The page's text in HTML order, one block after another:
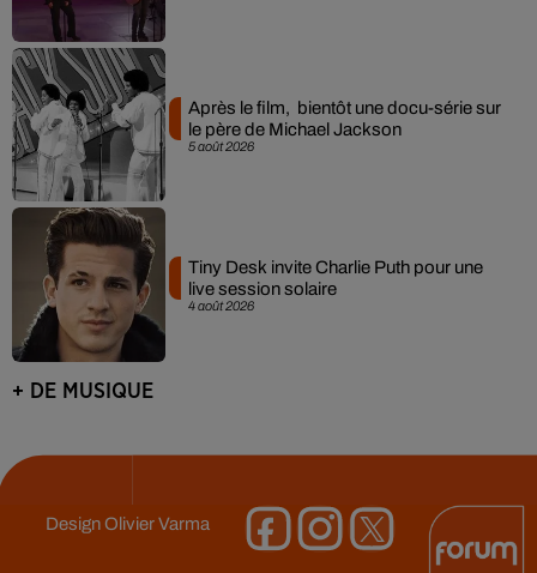
5 août 2026
Après le film, bientôt une docu-série sur
le père de Michael Jackson
4 août 2026
Tiny Desk invite Charlie Puth pour une
live session solaire
+ DE MUSIQUE
DesignOlivier Varma